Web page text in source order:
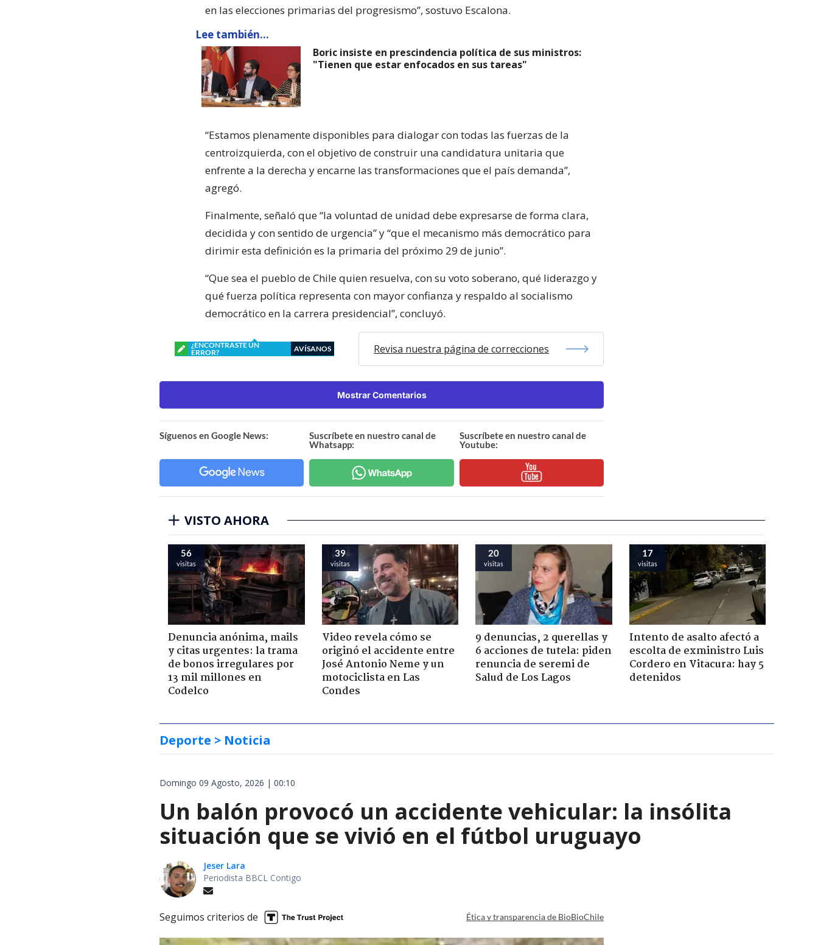
en las elecciones primarias del progresismo”, sostuvo Escalona.
Lee también...
Boric insiste en prescindencia política de sus ministros:
"Tienen que estar enfocados en sus tareas"
“Estamos plenamente disponibles para dialogar con todas las fuerzas de la
centroizquierda, con el objetivo de construir una candidatura unitaria que
enfrente a la derecha y encarne las transformaciones que el país demanda”,
agregó.
Finalmente, señaló que “la voluntad de unidad debe expresarse de forma clara,
decidida y con sentido de urgencia” y “que el mecanismo más democrático para
dirimir esta definición es la primaria del próximo 29 de junio”.
“Que sea el pueblo de Chile quien resuelva, con su voto soberano, qué liderazgo y
qué fuerza política representa con mayor confianza y respaldo al socialismo
democrático en la carrera presidencial”, concluyó.
¿ENCONTRASTE UN
ERROR?
AVÍSANOS Revisa nuestra página de correcciones
Mostrar Comentarios
Síguenos en Google News:
Suscríbete en nuestro canal de
Whatsapp:
Suscríbete en nuestro canal de
Youtube:
VISTO AHORA
56
visitas
Denuncia anónima, mails
y citas urgentes: la trama
de bonos irregulares por
13 mil millones en
Codelco
39
visitas
Video revela cómo se
originó el accidente entre
José Antonio Neme y un
motociclista en Las
Condes
20
visitas
9 denuncias, 2 querellas y
6 acciones de tutela: piden
renuncia de seremi de
Salud de Los Lagos
17
visitas
Intento de asalto afectó a
escolta de exministro Luis
Cordero en Vitacura: hay 5
detenidos
Deporte > Noticia
Domingo 09 Agosto, 2026 | 00:10
Un balón provocó un accidente vehicular: la insólita
situación que se vivió en el fútbol uruguayo
Jeser Lara
Periodista BBCL Contigo
Seguimos criterios de Ética y transparencia de BioBioChile